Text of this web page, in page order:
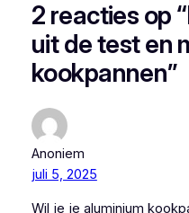
2 reacties op
uit de test en
kookpannen”
Anoniem
juli 5, 2025
Wil je je aluminium